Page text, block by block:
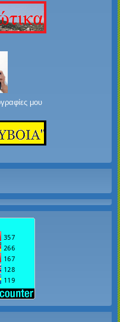
μου